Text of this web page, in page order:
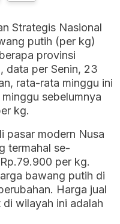
Strategis Nasional
putih (per kg)
provinsi
data per Senin, 23
rata-rata minggu ini
sebelumnya
kg.
pasar modern Nusa
termahal se-
per kg.
bawang putih di
Harga jual
wilayah ini adalah